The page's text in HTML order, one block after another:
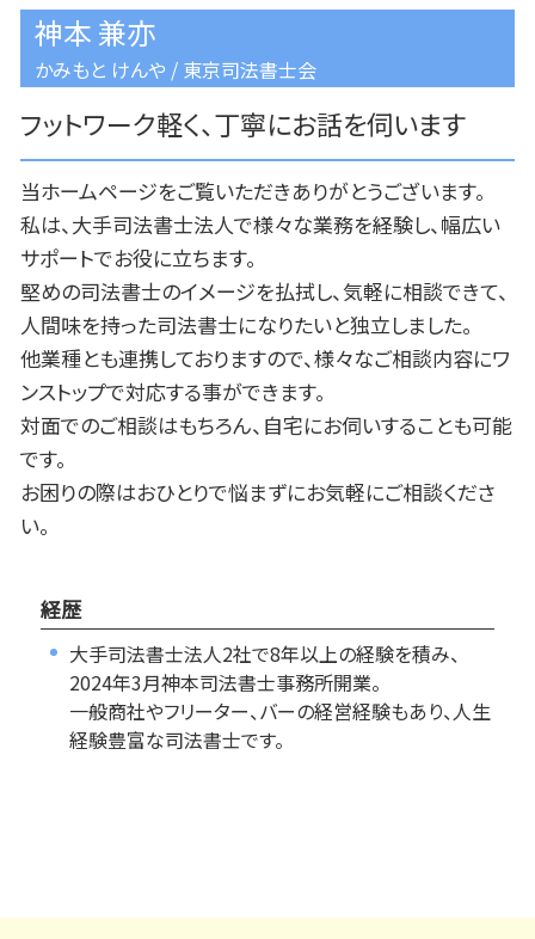
神本 兼亦
かみもと けんや / 東京司法書士会
フットワーク軽く、丁寧にお話を伺います
当ホームページをご覧いただきありがとうございます。
私は、大手司法書士法人で様々な業務を経験し、幅広い
サポートでお役に立ちます。
堅めの司法書士のイメージを払拭し、気軽に相談できて、
人間味を持った司法書士になりたいと独立しました。
他業種とも連携しておりますので、様々なご相談内容にワ
ンストップで対応する事ができます。
対面でのご相談はもちろん、自宅にお伺いすることも可能
です。
お困りの際はおひとりで悩まずにお気軽にご相談くださ
い。
経歴
大手司法書士法人2社で8年以上の経験を積み、
2024年3月神本司法書士事務所開業。
一般商社やフリーター、バーの経営経験もあり、人生
経験豊富な司法書士です。